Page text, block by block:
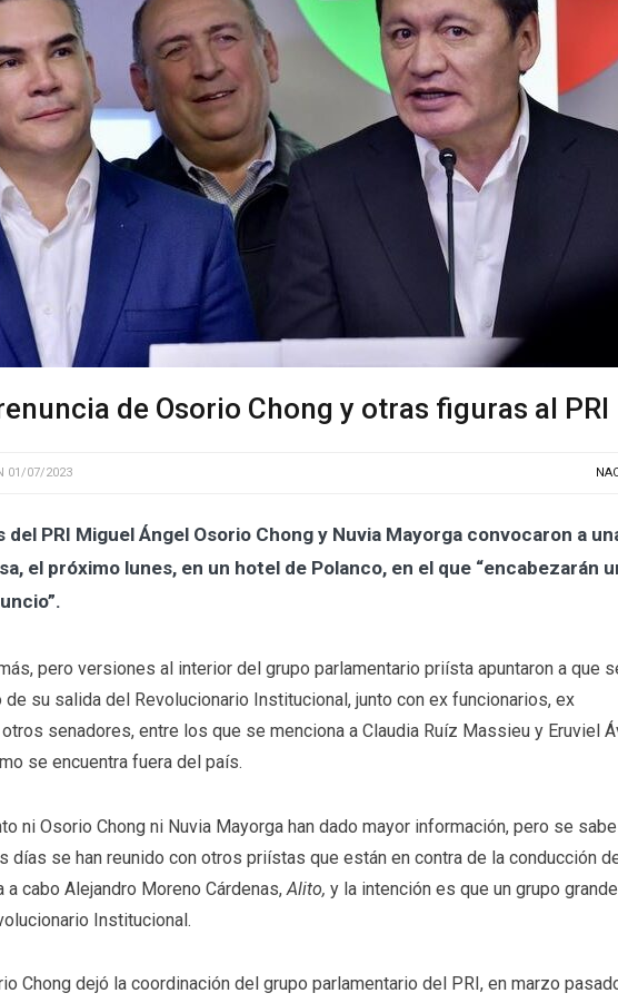
de Osorio Chong y otras figuras al PRI
01/07/2023
del PRI Miguel Ángel Osorio Chong y Nuvia Mayorga convocaron a
el próximo lunes, en un hotel de Polanco, en el que “encabezarán
pero versiones al interior del grupo parlamentario priísta apuntaron a que
de su salida del Revolucionario Institucional, junto con ex funcionarios, ex
senadores, entre los que se menciona a Claudia Ruíz Massieu y Eruviel
se encuentra fuera del país.
ni Osorio Chong ni Nuvia Mayorga han dado mayor información, pero se
días se han reunido con otros priístas que están en contra de la conducción
cabo Alejandro Moreno Cárdenas, Alito, y la intención es que un grupo grande
Institucional.
Chong dejó la coordinación del grupo parlamentario del PRI, en marzo